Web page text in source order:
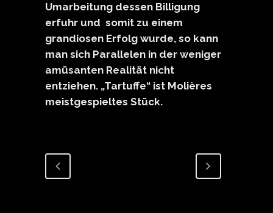
Umarbeitung dessen Billigung
erfuhr und somit zu einem
grandiosen Erfolg wurde, so kann
man sich Parallelen in der weniger
amüsanten Realität nicht
entziehen. „Tartuffe“ ist Molières
meistgespieltes Stück.